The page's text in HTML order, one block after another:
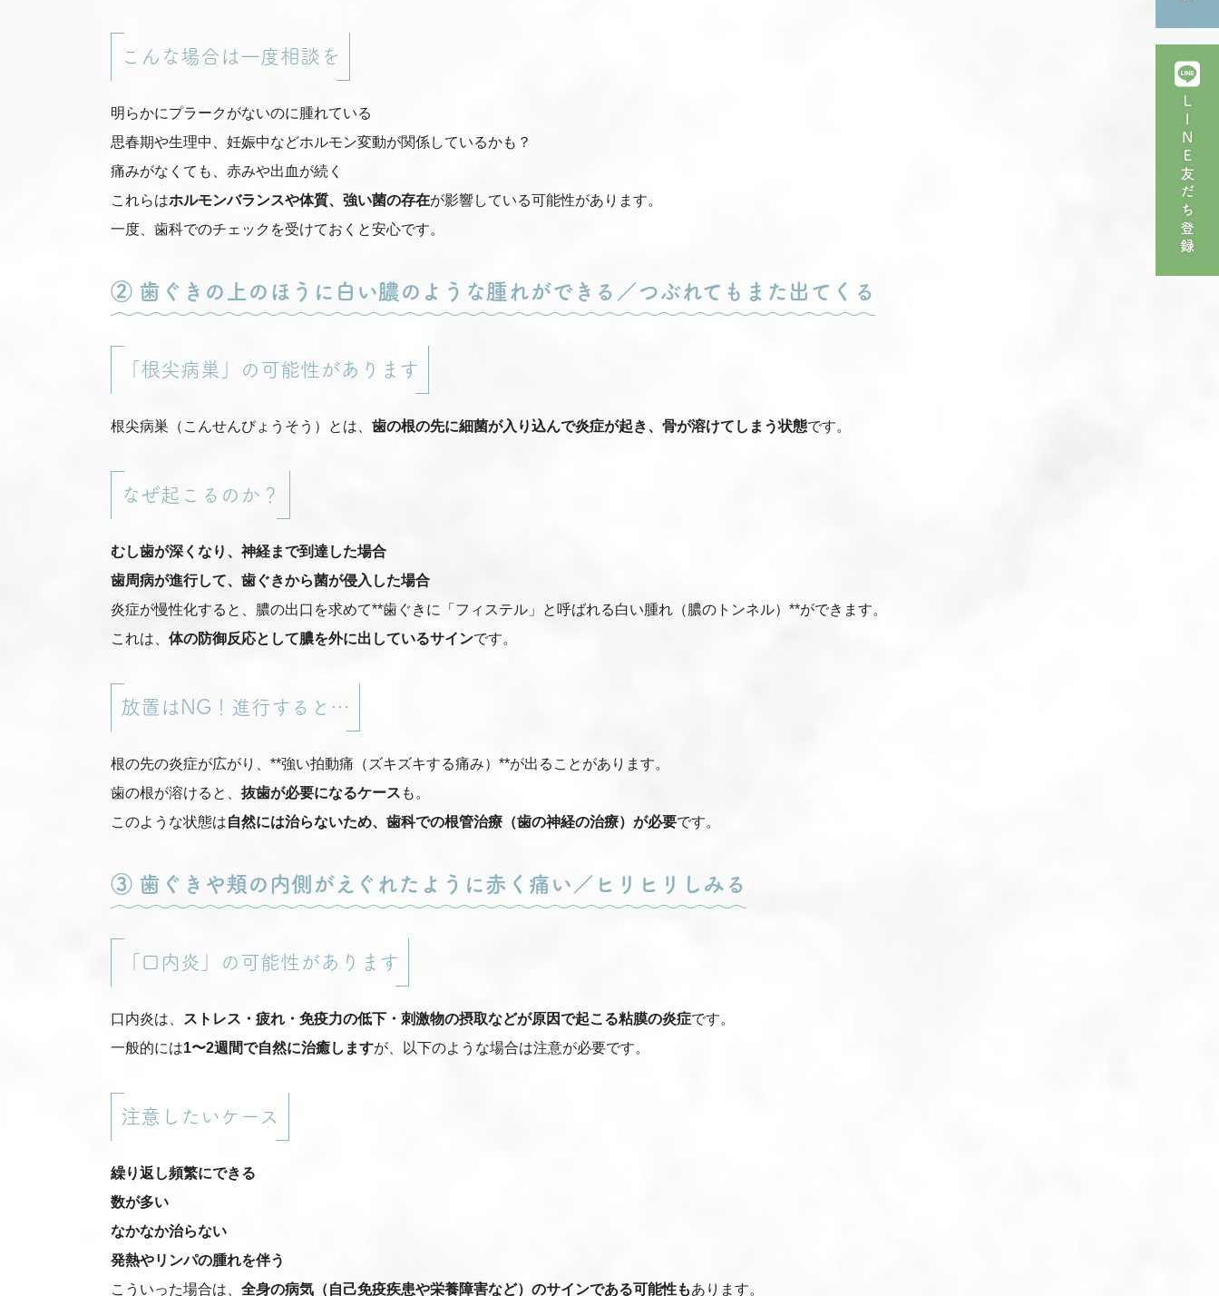
こんな場合は一度相談を
明らかにプラークがないのに腫れている
思春期や生理中、妊娠中などホルモン変動が関係しているかも？
痛みがなくても、赤みや出血が続く
これらはホルモンバランスや体質、強い菌の存在が影響している可能性があります。
一度、歯科でのチェックを受けておくと安心です。
② 歯ぐきの上のほうに白い膿のような腫れができる／つぶれてもまた出てくる
「根尖病巣」の可能性があります
根尖病巣（こんせんびょうそう）とは、 歯の根の先に細菌が入り込んで炎症が起き、骨が溶けてしまう状態です。
なぜ起こるのか？
むし歯が深くなり、神経まで到達した場合
歯周病が進行して、歯ぐきから菌が侵入した場合
炎症が慢性化すると、膿の出口を求めて**歯ぐきに「フィステル」と呼ばれる白い腫れ（膿のトンネル）**ができます。
これは、 体の防御反応として膿を外に出しているサインです。
放置はNG！進行すると…
根の先の炎症が広がり、**強い拍動痛（ズキズキする痛み）**が出ることがあります。
歯の根が溶けると、 抜歯が必要になるケース も。
このような状態は自然には治らないため、歯科での根管治療（歯の神経の治療）が必要です。
③ 歯ぐきや頬の内側がえぐれたように赤く痛い／ヒリヒリしみる
「口内炎」の可能性があります
口内炎は、 ストレス・疲れ・免疫力の低下・刺激物の摂取などが原因で起こる粘膜の炎症です。
一般的には1〜2週間で自然に治癒しますが、以下のような場合は注意が必要です。
注意したいケース
繰り返し頻繁にできる
数が多い
なかなか治らない
発熱やリンパの腫れを伴う
こういった場合は、 全身の病気（自己免疫疾患や栄養障害など）のサインである可能性もあります。